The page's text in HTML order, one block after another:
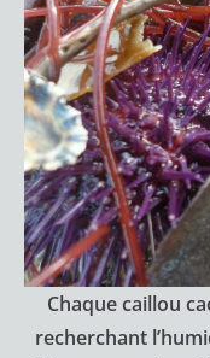
Chaque caillou
recherchant